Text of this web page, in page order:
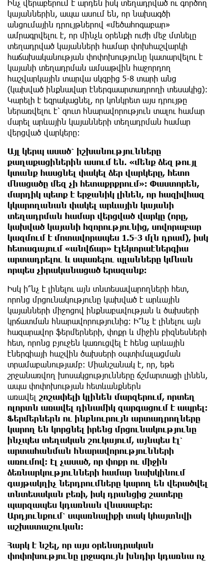
Ինչ վերաբերում է արդեն իսկ տեղադրված ու գործող
կայաններին, ապա ասում են, որ նախագծի
անցումային դրույթներով «մեծահոգաբար»
ամրագրվելու է, որ մինչև օրենքի ուժի մեջ մտնելը
տեղադրված կայանների համար փոխհաշվարկի
հաճախականության փոփոխությունը կատարվելու է
կայանի տեղադրման ամսաթվին հաջորդող
հաշվարկային տարվա սկզբից 5-8 տարի անց
(կախված ինքնավար էներգաարտադրողի տեսակից)։
Կարելի է եզրակացնել, որ կոնկրետ այս դրույթը
ներառվելու է՝ զուտ հնարավորություն տալու համար
մարել արևային կայանների տեղադրման համար
վերցված վարկերը։
Այլ կերպ ասած՝ իշխանությունները
քաղաքացիներին ասում են. «մենք ձեզ թույլ
կտանք հասցնել փակել ձեր վարկերը, հետո
մնացածը մեզ չի հետաքրքրում»։ Փաստորեն,
մարդիկ պետք է երջանիկ լինեն, որ հազիվհազ
կկարողանան փակել արևային կայանի
տեղադրման համար վերցված վարկը (որը,
կախված կայանի հզորությունից, սովորաբար
կազմում է մոտավորապես 1.5-3 մլն դրամ), իսկ
հետագայում «անվճար» էլեկտրաէներգիա
արտադրելու և սպառելու պլանները կմնան
որպես չիրականացած երազանք։
Իսկ ի՞նչ է լինելու այն տնտեսավարողների հետ,
որոնց մրցունակությունը կախված է արևային
կայանների միջոցով ինքնաբավության և ծախսերի
կրճատման հնարավորությունից։ Ի՞նչ է լինելու այն
հազարավոր ֆերմերների, փոքր և միջին բիզնեսների
հետ, որոնց բյուջեն կառուցվել է հենց արևային
էներգիայի հաշվին ծախսերի օպտիմալացման
տրամաբանությամբ։ Միանշանակ է, որ, եթե
շրջանառվող խոսակցությունները ճշմարտացի լինեն,
ապա փոփոխության հետևանքներն
առավել շոշափելի կլինեն մարզերում, որտեղ
ոլորտն առավել դինամիկ զարգացում է ապրել։
Ֆերմերներն ու ինքնուրույն արտադրողները
կարող են կորցնել իրենց մրցունակությունը
ինչպես տեղական շուկայում, այնպես էլ՝
արտահանման հնարավորությունների
առումով։ Էլ չասած, որ փոքր ու միջին
ձեռնարկությունների համար նախկինում
գայթակղիչ ներդրումները կարող են վերածվել
տնտեսական բեռի, իսկ դրանցից շատերը
պարզապես կդառնան վնասաբեր։
Արդյունքում՝ սպառնալիքի տակ կհայտնվի
աշխատաշուկան։
Հարկ է նշել, որ այս օրենսդրական
փոփոխությունը լրջագույն խնդիր կդառնա ոչ